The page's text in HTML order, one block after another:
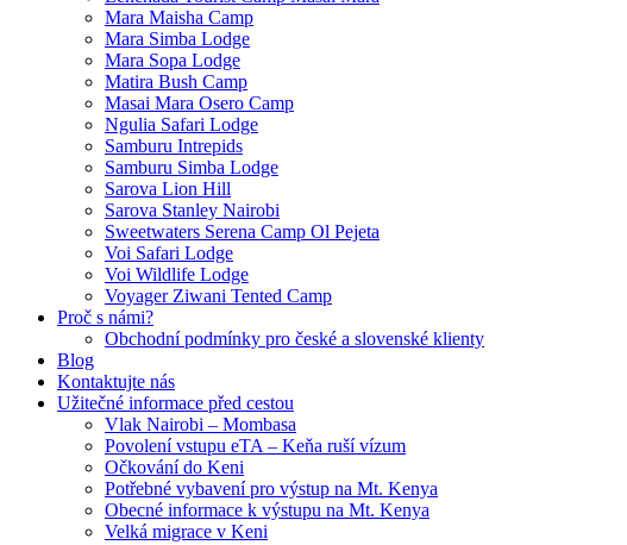
Mara Maisha Camp
Mara Simba Lodge
Mara Sopa Lodge
Matira Bush Camp
Masai Mara Osero Camp
Ngulia Safari Lodge
Samburu Intrepids
Samburu Simba Lodge
Sarova Lion Hill
Sarova Stanley Nairobi
Sweetwaters Serena Camp Ol Pejeta
Voi Safari Lodge
Voi Wildlife Lodge
Voyager Ziwani Tented Camp
Proč s námi?
Obchodní podmínky pro české a slovenské klienty
Blog
Kontaktujte nás
Užitečné informace před cestou
Vlak Nairobi – Mombasa
Povolení vstupu eTA – Keňa ruší vízum
Očkování do Keni
Potřebné vybavení pro výstup na Mt. Kenya
Obecné informace k výstupu na Mt. Kenya
Velká migrace v Keni